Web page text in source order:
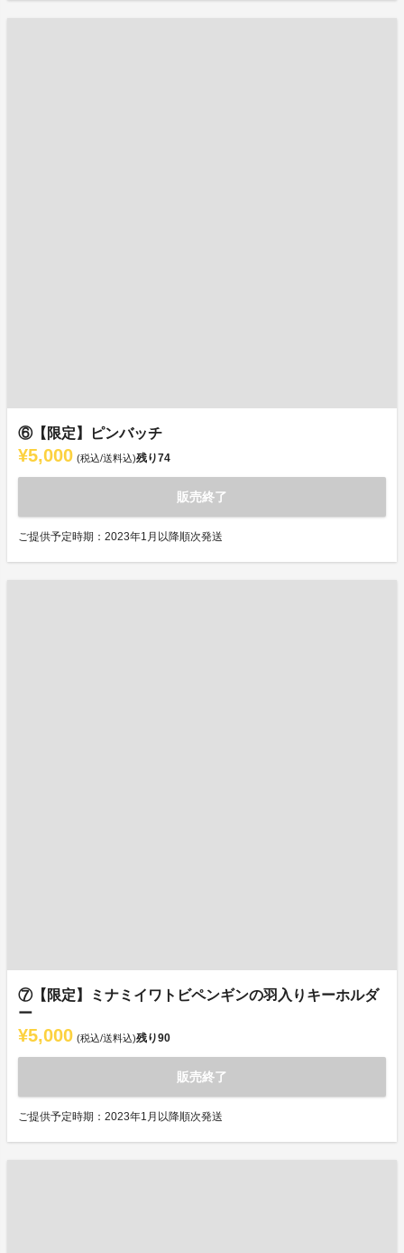
⑥【限定】ピンバッチ
¥5,000 (税込/送料込)残り74
販売終了
ご提供予定時期：2023年1月以降順次発送
⑦【限定】ミナミイワトビペンギンの羽入りキーホルダ
ー
¥5,000 (税込/送料込)残り90
販売終了
ご提供予定時期：2023年1月以降順次発送